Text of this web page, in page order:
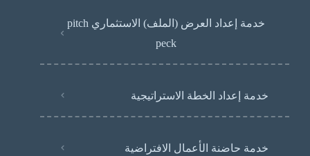
خدمة إعداد العرض (الملف) الاستثماري pitch
peck
خدمة إعداد الخطة الاستراتيجية
خدمة حاضنة الأعمال الافتراضية